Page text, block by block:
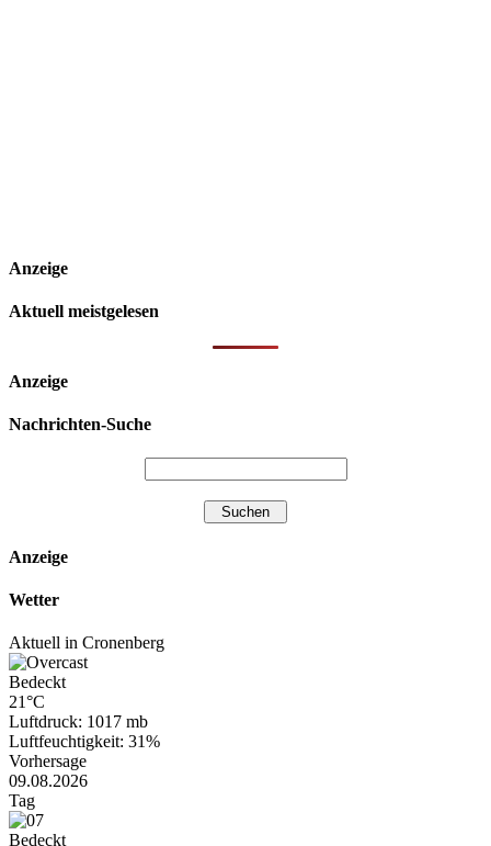
Anzeige
Aktuell meistgelesen
Anzeige
Nachrichten-Suche
Anzeige
Wetter
Aktuell in Cronenberg
Bedeckt
21°C
Luftdruck: 1017 mb
Luftfeuchtigkeit: 31%
Vorhersage
09.08.2026
Tag
Bedeckt